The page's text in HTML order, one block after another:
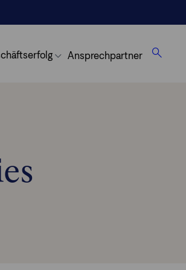
Ansprechpartner